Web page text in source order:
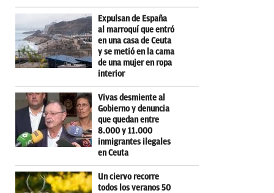
Expulsan de España
al marroquí que entró
en una casa de Ceuta
y se metió en la cama
de una mujer en ropa
interior
Vivas desmiente al
Gobierno y denuncia
que quedan entre
8.000 y 11.000
inmigrantes ilegales
en Ceuta
Un ciervo recorre
todos los veranos 50